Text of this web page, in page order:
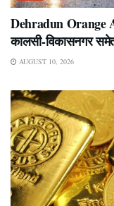
Dehradun Orange
कालसी-विकासनगर
AUGUST 10, 2026